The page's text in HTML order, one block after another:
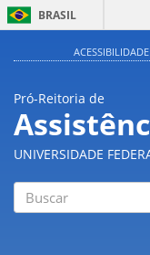
BRASIL
ACESSIBILIDADE
Pró-Reitoria de
UNIVERSIDADE